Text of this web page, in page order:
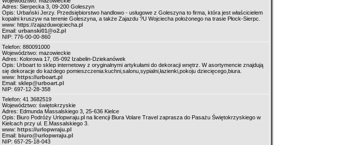
Adres: Sierpecka 3, 09-200 Goleszyn
Opis: Urbański Jerzy. Przedsiębiorstwo handlowo - usługowe z Goleszyna to firma, która jest właścicielem
kopalni kruszyw na terenie Goleszyna, a także Zajazdu ?U Wojciecha położonego na trasie Płock-Sierpc.
www: https://zajazduwojciecha.pl
Email: urbanski01@o2.pl
NIP: 776-00-00-860
Telefon: 880091000
Województwo: mazowieckie
Adres: Kolorowa 17, 05-092 Izabelin-Dziekanówek
Opis: Urboart to sklep internetowy z oryginalnymi artykułami do dekoracji wnętrz. W asortymencie znajdują
się dekoracje do każdego pomieszczenia:kuchni,salonu,sypialni,łazienki,pokoju dziecięcego,biura.
www: https://urboart.pl
Email: sklep@urboart.pl
NIP: 697-12-28-358
Telefon: 41 3682519
Województwo: świętokrzyskie
Adres: Edmunda Massalskiego 3, 25-636 Kielce
Opis: Biuro Podróży Urlopwraju.pl na licencji Biura Volare Travel zaprasza do Pasażu Świętokrzyskiego w
Kielcach przy ul. E.Massalskiego 3.
www: https://urlopwraju.pl
Email: biuro@urlopwraju.pl
NIP: 657-25-18-043